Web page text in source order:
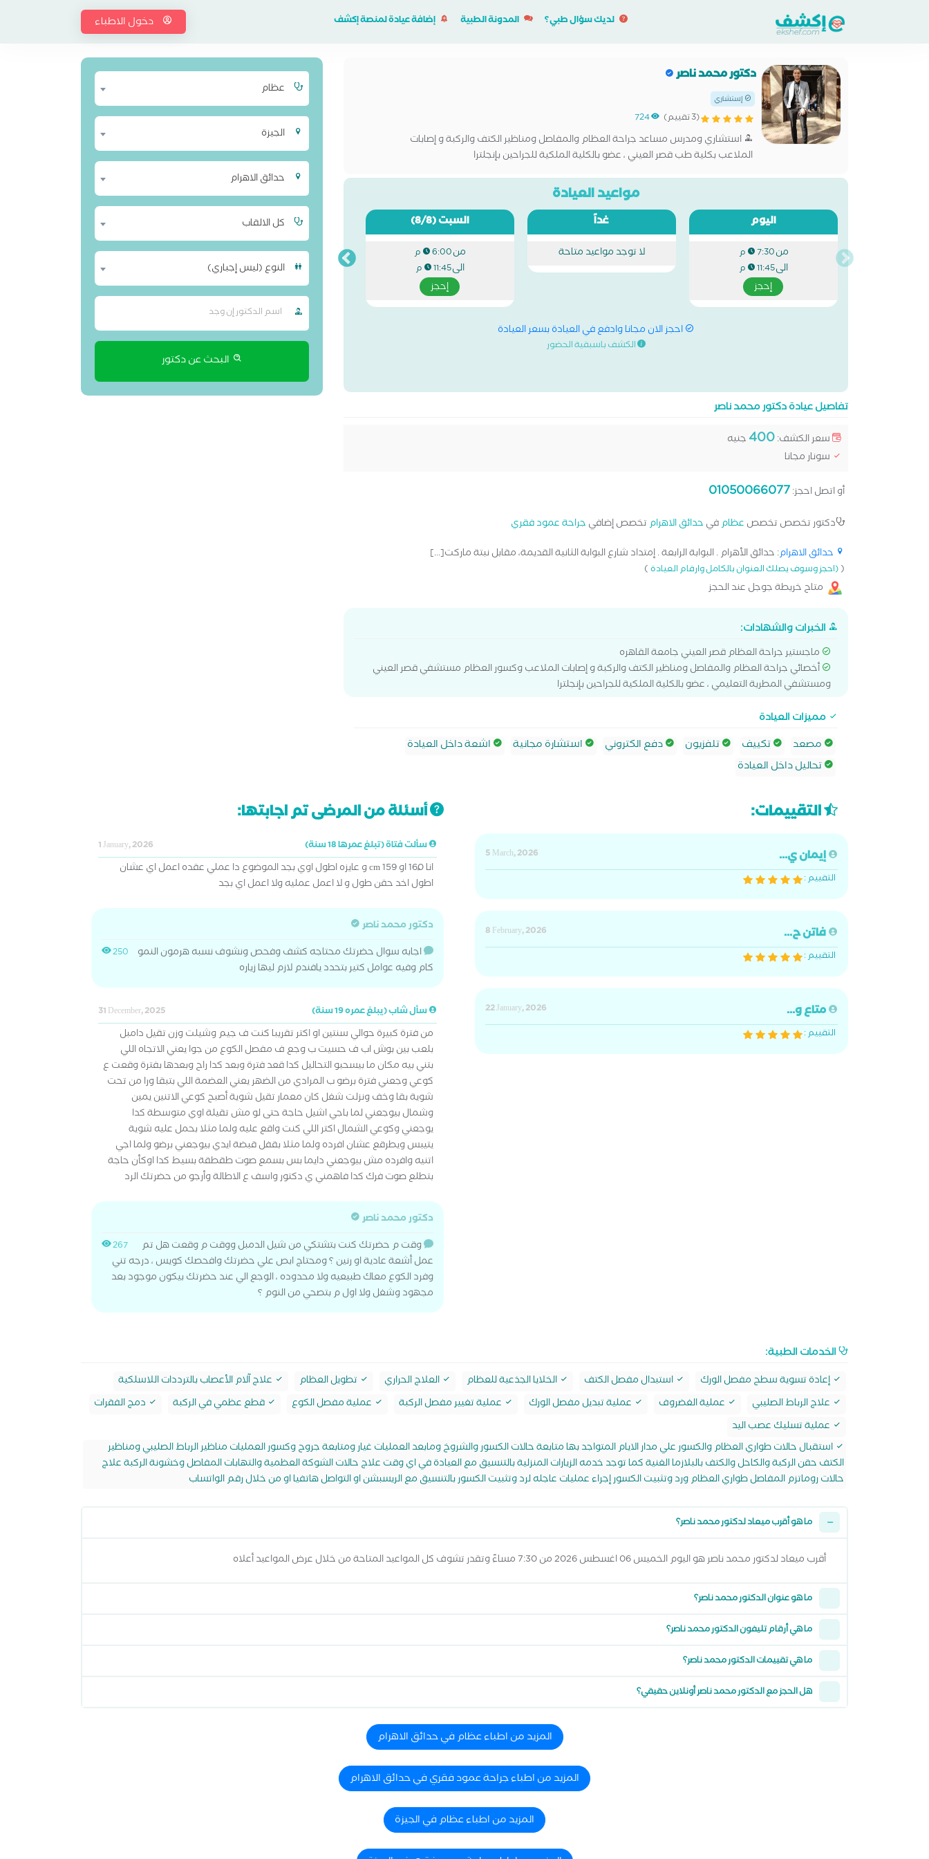
لديك سؤال طبي؟ المدونة الطبية إضافة عيادة لمنصة إكشف دخول الاطباء
دكتور محمد ناصر
إستشاري
(3 تقييم) 724
استشاري ومدرس مساعد جراحة العظام والمفاصل ومناظير الكتف والركبة و إصابات
الملاعب بكلية طب قصر العيني ، عضو بالكلية الملكية للجراحين بإنجلترا
مواعيد العيادة
اليوم
من7:30 م
الى11:45 م
إحجز
غداً
لا توجد مواعيد متاحة
السبت(8/8)
من6:00 م
الى11:45 م
إحجز
احجز الان مجانا وادفع في العيادة بسعر العيادة
الكشف باسبقية الحضور
تفاصيل عيادة دكتور محمد ناصر
سعر الكشف:400 جنيه
سونار مجانا
أو اتصل احجز:01050066077
دكتور تخصص تخصص عظامفي حدائق الاهرام تخصص إضافي جراحة عمود فقري
حدائق الاهرام: حدائق الأهرام . البوابة الرابعة . إمتداد شارع البوابة الثانية القديمة، مقابل نبتة ماركت[...]
((احجز وسوف يصلك العنوان بالكامل وارقام العيادة)
متاح خريطة جوجل عند الحجز
الخبرات والشهادات:
ماجستير جراحة العظام قصر العيني جامعة القاهره
أخصائي جراحة العظام والمفاصل ومناظير الكتف والركبة و إصابات الملاعب وكسور العظام مستشفي قصر العيني
ومستشفي المطرية التعليمي ، عضو بالكلية الملكية للجراحين بإنجلترا
مميزات العيادة
مصعد
تكييف تلفزيون دفع الكتروني استشارة مجانية
اشعة داخل العيادة
تحاليل داخل العيادة
عظام
الجيزة
حدائق الاهرام
كل الالقاب
النوع (ليس إجباري)
البحث عن دكتور
التقييمات:
إيمان ي...
5 March, 2026
التقييم :
فاتن ح...
8 February, 2026
التقييم :
متاع و...
22 January, 2026
التقييم :
أسئلة من المرضى تم اجابتها:
سألت فتاة (تبلغ عمرها 18 سنة) 1 January, 2026
انا 160ً او 159 cm و عايزه اطول اوي بجد الموضوع دا عملي عقده اعمل اي عشان
اطول اخد حقن طول و لا اعمل عمليه ولا اعمل اي بجد
دكتور محمد ناصر
250
اجابه سوال حضرتك محتاجه كشف وفحص ونشوف نسبه هرمون النمو
كام وفيه عوامل كتير بتحدد يافندم لازم ليها زياره
سأل شاب (يبلغ عمره 19 سنة) 31 December, 2025
من فترة كبيرة حوالي سنتين او اكتر تقريبا كنت ف جيم وشيلت وزن تقيل دامبل
بلعب بين بوش اب ف حسيت ب وجع ف مفصل الكوع من جوا يعني الاتجاه اللي
بتني بيه مكان ما بيسحبو التحاليل كدا قعد فترة وبعد كدا راح وبعدها بفترة وقعت ع
كوعي وجعني فترة برضو ب المرادي من الضهر يعني العضمة اللي بتبقا ورا من تحت
شوية بقا وخف ونزلت شغل كان معمار تقيل شوية أصبح كوعي الاتنين يمين
وشمال بيوجعني لما باجي اشيل حاجة حتى لو مش تقيلة اوي متوسطة كدا
يوجعني وكوعي الشمال اكتر اللي كنت واقع عليه ولما مثلا بحمل عليه شوية
يتيبس ويطرقع عشان افرده ولما مثلا بقفل قبضة ايدي بيوجعني برضو ولما اجي
اتنيه وافرده مش بيوجعني دايما بس بسمع صوت طقطقة بسيط كدا اوكأن حاجة
بتطلع صوت فرك كدا فاهمني ي دكتور واسف ع الاطالة وأرجو من حضرتك الرد
دكتور محمد ناصر
267
وقت م حضرتك كنت بتشتكي من شيل الدمبل ووقت م وقعت هل تم
عمل أشعة عادية او رنين ؟ ومحتاج ابص علي حضرتك وافحصك كويس ، درجه تني
وفرد الكوع معاك طبيعيه ولا محدوده ، الوجع الي عند حضرتك بيكون موجود بعد
مجهود وشغل ولا اول م بتصحي من النوم ؟
الخدمات الطبية:
إعادة تسوية سطح مفصل الورك استبدال مفصل الكتف الخلايا الجذعية للعظام العلاج الحراري تطويل العظام
علاج آلام الأعصاب بالترددات اللاسلكية
علاج الرباط الصليبي
عملية الغضروف عملية تبديل مفصل الورك عملية تغيير مفصل الركبة عملية مفصل الكوع قطع عظمي في الركبة
دمج الفقرات
عملية تسليك عصب اليد
استقبال حالات طواري العظام والكسور علي مدار الايام المتواجد بها متابعة حالات الكسور والشروخ ومابعد العمليات غيار ومتابعة جروح وكسور العمليات مناظير الرباط الصليبي ومناظير
الكتف حقن الركبة والكاحل والكتف بالبلازما الغنية كما توجد خدمه الزيارات المنزلية بالتنسيق مع العيادة في اي وقت علاج حالات الشوكة العظمية والتهابات المفاصل وخشونة الركبة علاج
حالات روماتزم المفاصل طواري العظام ورد وتثبيت الكسور إجراء عمليات عاجله لرد وتثبيت الكسور بالتنسيق مع الريسبشن او التواصل هاتفيا او من خلال رقم الواتساب
ما هو أقرب ميعاد لدكتور محمد ناصر؟
أقرب ميعاد لدكتور محمد ناصر هو اليوم الخميس 06 اغسطس 2026 من 7:30 مساءً وتقدر تشوف كل المواعيد المتاحة من خلال عرض المواعيد أعلاه
ما هو عنوان الدكتور محمد ناصر؟
ما هي أرقام تليفون الدكتور محمد ناصر؟
ما هي تقييمات الدكتور محمد ناصر؟
هل الحجز مع الدكتور محمد ناصر أونلاين حقيقي؟
المزيد من اطباء عظام في حدائق الاهرام
المزيد من اطباء جراحة عمود فقري في حدائق الاهرام
المزيد من اطباء عظام في الجيزة